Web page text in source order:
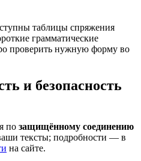
таблицы спряжения
грамматические
проверить нужную форму во
и безопасность
по защищённому соединению
тексты; подробности — в
на сайте.